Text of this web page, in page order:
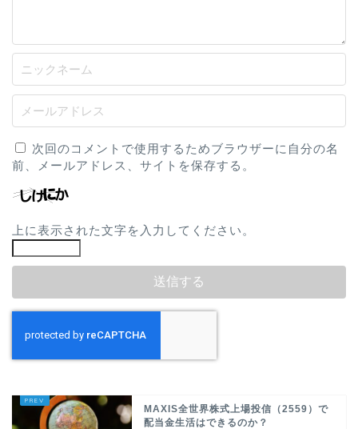
次回のコメントで使用するためブラウザーに自分の名
前、メールアドレス、サイトを保存する。
上に表示された文字を入力してください。
MAXIS全世界株式上場投信（2559）で
配当金生活はできるのか？